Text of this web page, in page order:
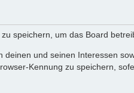
speichern, um das Board
und seinen Interessen
Kennung zu speichern,